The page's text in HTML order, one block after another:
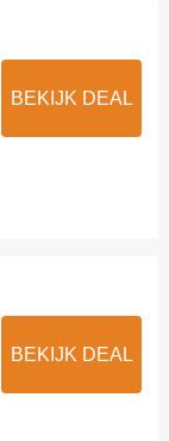
BEKIJK DEAL
BEKIJK DEAL